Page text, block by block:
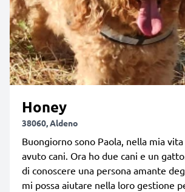
Honey
38060, Aldeno
Buongiorno sono Paola, nella mia
avuto cani. Ora ho due cani e un
di conoscere una persona amante
mi possa aiutare nella loro gestione